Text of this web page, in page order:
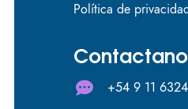
Política de
+54 9 11